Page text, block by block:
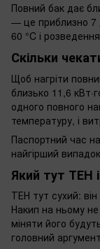
Повний бак дає
— це приблизно 7
60 °C і
Скільки
Щоб нагріти
близько 11,6
одного повного
температуру, і
Паспортний час
найгірший
Який тут ТЕН
ТЕН тут сухий:
Накип на ньому
міняти його
головний